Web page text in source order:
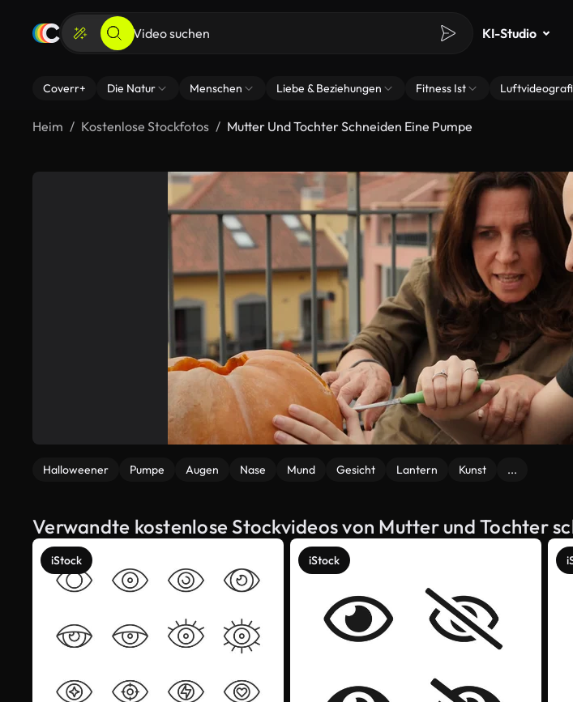
KI-Studio
Coverr+ Die Natur Menschen Liebe & Beziehungen Fitness Ist
Heim Kostenlose Stockfotos Mutter Und Tochter Schneiden Eine Pumpe
Halloweener Pumpe Augen Nase Mund Gesicht Lantern Kunst ...
Verwandte kostenlose Stockvideos von Mutter und Tochter
iStock iStock